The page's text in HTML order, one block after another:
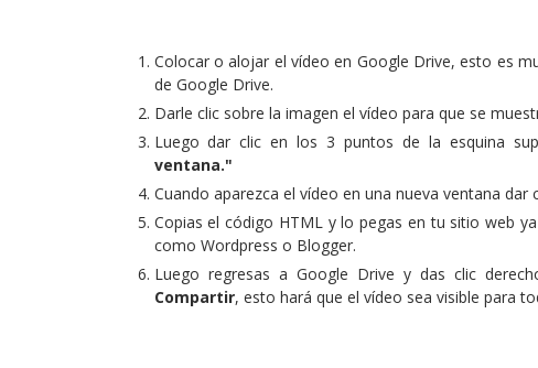
Colocar o alojar el vídeo en Google Drive, esto es
de Google Drive.
Darle clic sobre la imagen el vídeo para que se
Luego dar clic en los 3 puntos de la esquina
ventana."
Cuando aparezca el vídeo en una nueva ventana dar
Copias el código HTML y lo pegas en tu sitio web
como Wordpress o Blogger.
Luego regresas a Google Drive y das clic
Compartir, esto hará que el vídeo sea visible para